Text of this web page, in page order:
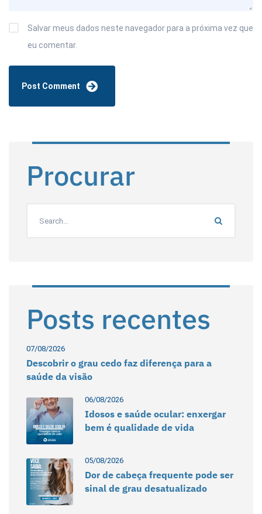
Salvar meus dados neste navegador para a próxima vez que
eu comentar.
Procurar
Posts recentes
07/08/2026
Descobrir o grau cedo faz diferença para a
saúde da visão
06/08/2026
Idosos e saúde ocular: enxergar
bem é qualidade de vida
05/08/2026
Dor de cabeça frequente pode ser
sinal de grau desatualizado